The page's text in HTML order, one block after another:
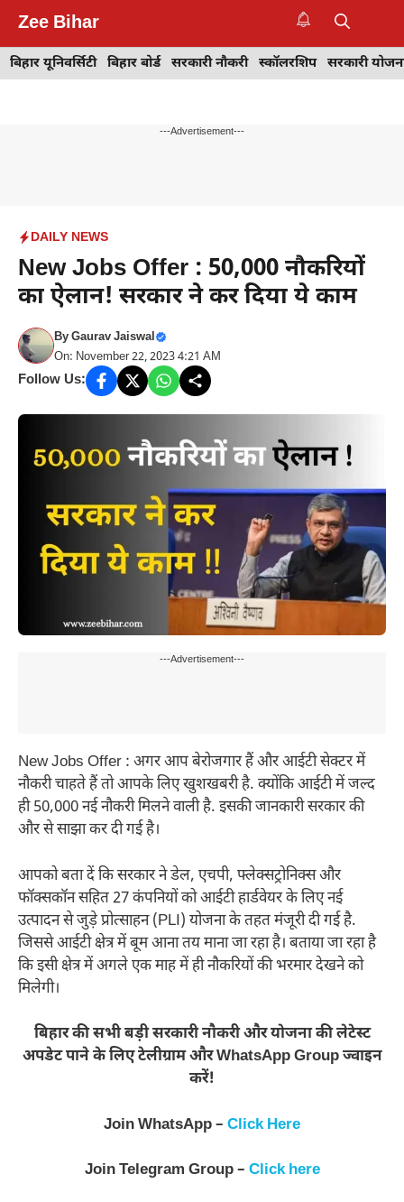
content
Zee Bihar
बिहार यूनिवर्सिटी बिहार बोर्ड सरकारी नौकरी स्कॉलरशिप सरकारी
---Advertisement---
DAILY NEWS
New Jobs Offer : 50,000 नौकरियों
का ऐलान! सरकार ने कर दिया ये काम
ByGaurav Jaiswal
On: November 22, 2023 4:21 AM
Follow Us:
---Advertisement---
New Jobs Offer : अगर आप बेरोजगार हैं और आईटी सेक्टर में
नौकरी चाहते हैं तो आपके लिए खुशखबरी है. क्योंकि आईटी में जल्द
ही 50,000 नई नौकरी मिलने वाली है. इसकी जानकारी सरकार की
और से साझा कर दी गई है।
आपको बता दें कि सरकार ने डेल, एचपी, फ्लेक्सट्रोनिक्स और
फॉक्सकॉन सहित 27 कंपनियों को आईटी हार्डवेयर के लिए नई
उत्पादन से जुड़े प्रोत्साहन (PLI) योजना के तहत मंजूरी दी गई है.
जिससे आईटी क्षेत्र में बूम आना तय माना जा रहा है। बताया जा रहा है
कि इसी क्षेत्र में अगले एक माह में ही नौकरियों की भरमार देखने को
मिलेगी।
बिहार की सभी बड़ी सरकारी नौकरी और योजना की लेटेस्ट
अपडेट पाने के लिए टेलीग्राम और WhatsApp Group ज्वाइन
करें!
Join WhatsApp – Click Here
Join Telegram Group – Click here